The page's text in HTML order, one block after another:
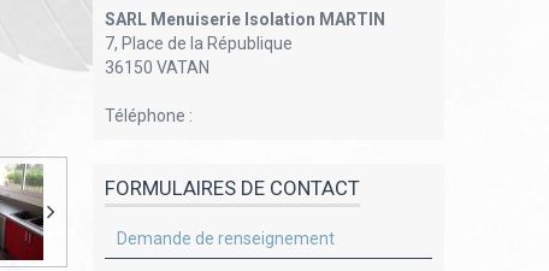
SARL Menuiserie Isolation MARTIN
7, Place de la République
36150 VATAN
Téléphone :
FORMULAIRES DE CONTACT
Demande de renseignement